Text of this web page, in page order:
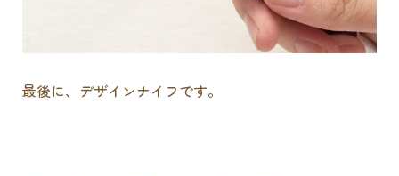
最後に、デザインナイフです。